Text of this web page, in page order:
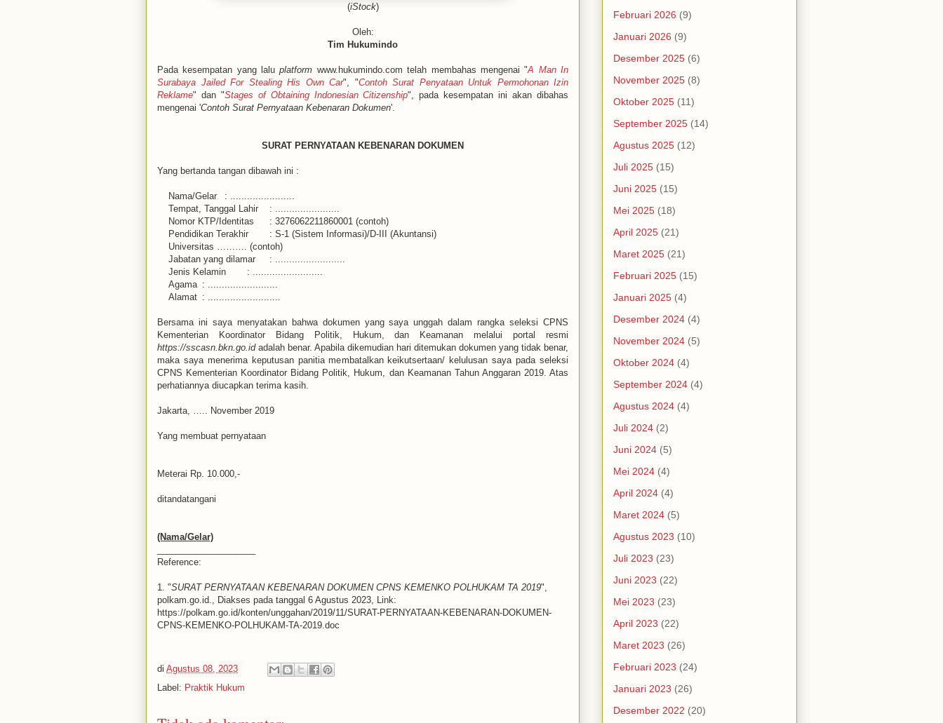
(iStock)
Oleh:
Tim Hukumindo
Pada kesempatan yang laluplatform www.hukumindo.com telah membahas mengenai "A Man In
Surabaya Jailed For Stealing His Own Car", "Contoh Surat Penyataan Untuk Permohonan Izin
Reklame" dan "Stages of Obtaining Indonesian Citizenship", pada kesempatan ini akan dibahas
mengenai 'Contoh Surat Pernyataan Kebenaran Dokumen'.
SURAT PERNYATAAN KEBENARAN DOKUMEN
Yang bertanda tangan dibawah ini :
Nama/Gelar
: .......................
Tempat, Tanggal Lahir
: .......................
Nomor KTP/Identitas
: 3276062211860001 (contoh)
Pendidikan Terakhir
: S-1 (Sistem Informasi)/D-III (Akuntansi)
Universitas ………. (contoh)
Jabatan yang dilamar
: .........................
Jenis Kelamin
: .........................
Agama : .........................
Alamat : ..........................
Bersama ini saya menyatakan bahwa dokumen yang saya unggah dalam rangka seleksi CPNS
Kementerian Koordinator Bidang Politik, Hukum, dan Keamanan melalui portal resmi
https://sscasn.bkn.go.idadalah benar. Apabila dikemudian hari ditemukan dokumen yang tidak benar,
maka saya menerima keputusan panitia membatalkan keikutsertaan/ kelulusan saya pada seleksi
CPNS Kementerian Koordinator Bidang Politik, Hukum, dan Keamanan Tahun Anggaran 2019. Atas
perhatiannya diucapkan terima kasih.
Jakarta, ….. November 2019
Yang membuat pernyataan
Meterai Rp. 10.000,-
ditandatangani
(Nama/Gelar)
Reference:
1. "SURAT PERNYATAAN KEBENARAN DOKUMEN CPNS KEMENKO POLHUKAM TA 2019",
polkam.go.id., Diakses pada tanggal 6 Agustus 2023, Link:
https://polkam.go.id/konten/unggahan/2019/11/SURAT-PERNYATAAN-KEBENARAN-DOKUMEN-
CPNS-KEMENKO-POLHUKAM-TA-2019.doc
di Agustus 08, 2023
Label: Praktik Hukum
Februari 2026 (9)
Januari 2026 (9)
Desember 2025 (6)
November 2025 (8)
Oktober 2025 (11)
September 2025 (14)
Agustus 2025 (12)
Juli 2025 (15)
Juni 2025 (15)
Mei 2025 (18)
April 2025 (21)
Maret 2025 (21)
Februari 2025 (15)
Januari 2025 (4)
Desember 2024 (4)
November 2024 (5)
Oktober 2024 (4)
September 2024 (4)
Agustus 2024 (4)
Juli 2024 (2)
Juni 2024 (5)
Mei 2024 (4)
April 2024 (4)
Maret 2024 (5)
Agustus 2023 (10)
Juli 2023 (23)
Juni 2023 (22)
Mei 2023 (23)
April 2023 (22)
Maret 2023 (26)
Februari 2023 (24)
Januari 2023 (26)
Desember 2022 (20)